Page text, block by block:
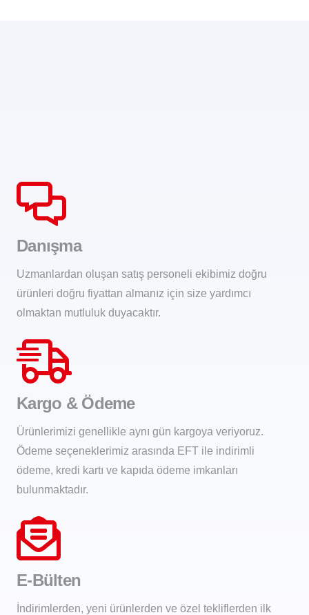
Danışma
Uzmanlardan oluşan satış personeli ekibimiz doğru
ürünleri doğru fiyattan almanız için size yardımcı
olmaktan mutluluk duyacaktır.
Kargo & Ödeme
Ürünlerimizi genellikle aynı gün kargoya veriyoruz.
Ödeme seçeneklerimiz arasında EFT ile indirimli
ödeme, kredi kartı ve kapıda ödeme imkanları
bulunmaktadır.
E-Bülten
İndirimlerden, yeni ürünlerden ve özel tekliflerden ilk